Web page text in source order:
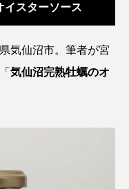
カミクラゲ
ガラ・ルファ
メ
イスターソース
気仙沼市。筆者が宮
気仙沼完熟牡蠣のオ